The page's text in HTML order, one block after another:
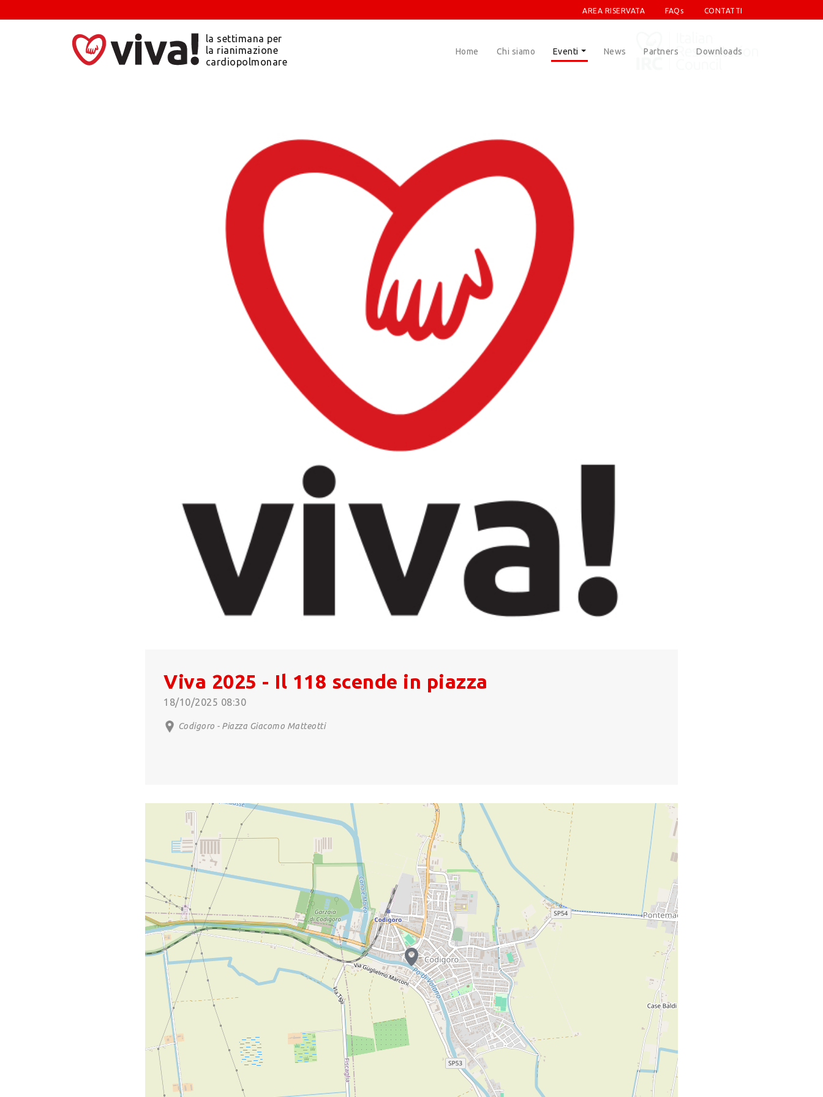
AREA RISERVATA FAQs CONTATTI
la settimana per
la rianimazione
cardiopolmonare
Home Chi siamo Eventi News Partners Downloads
Viva 2025 - Il 118 scende in piazza
18/10/2025 08:30
Codigoro - Piazza Giacomo Matteotti